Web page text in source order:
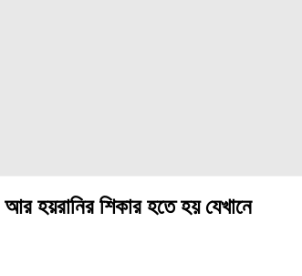
হয়রানির শিকার হতে হয় যেখানে